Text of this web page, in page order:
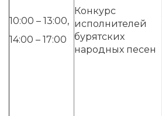
10:00 – 13:00,
14:00 – 17:00
Конкурс
исполнителей
бурятских
народных песен